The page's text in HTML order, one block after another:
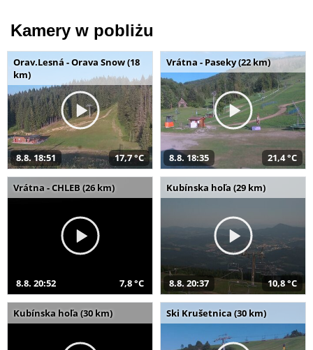
Kamery w pobliżu
Orav.Lesná - Orava Snow (18
km)
8.8. 18:51 17,7 °C
Vrátna - Paseky (22 km)
8.8. 18:35 21,4 °C
Vrátna - CHLEB (26 km)
8.8. 20:52 7,8 °C
Kubínska hoľa (29 km)
8.8. 20:37 10,8 °C
Kubínska hoľa (30 km) Ski Krušetnica (30 km)